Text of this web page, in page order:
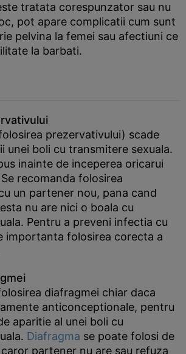
tratata corespunzator sau nu
pot apare complicatii cum sunt
pelvina la femei sau afectiuni ce
la barbati.
prezervativului) scade
unei boli cu transmitere sexuala.
inainte de inceperea oricarui
recomanda folosirea
un partener nou, pana cand
nu are nici o boala cu
Pentru a preveni infectia cu
importanta folosirea corecta a
diafragmei chiar daca
anticonceptionale, pentru
aparitie al unei boli cu
Diafragma se poate folosi de
partener nu are sau refuza